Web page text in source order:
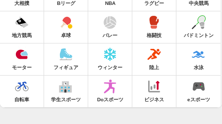
大相撲 Bリーグ NBA ラグビー 中央競馬
地方競馬 卓球 バレー 格闘技 バドミントン
モーター フィギュア ウィンター 陸上 水泳
自転車 学生スポーツ Doスポーツ ビジネス eスポーツ